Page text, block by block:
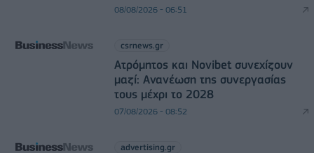
08/08/2026 - 06:51
csrnews.gr
Ατρόμητος και Novibet συνεχίζουν
μαζί: Ανανέωση της συνεργασίας
τους μέχρι το 2028
07/08/2026 - 08:52
advertising.gr